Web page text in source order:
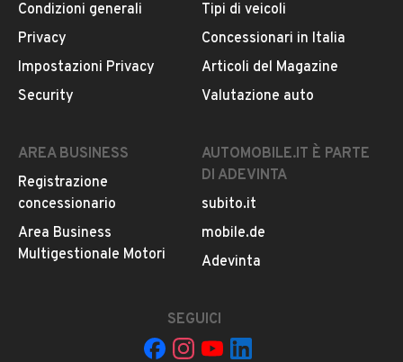
DESCRIZIONE
Veicolo visionabile presso la nostra sede sita in
Si riceve solo su APPUNTAMENTO-ROBERTO
No Mail-Solo Contatti telefonici
Veicolo KOMBI 6 POSTI Vano di Carico Gommato
Tagliandato 12 mesi di GARANZIA Soggetto ad IVA
Finanziabile.
CONSUMI
Condizioni generali
Privacy
Impostazioni Privacy
Security
Tipi di veicoli
Concessionari in Italia
Articoli del Magazine
Valutazione auto
AREA BUSINESS
Registrazione
concessionario
Area Business
Multigestionale Motori
AUTOMOBILE.IT È PARTE
DI ADEVINTA
subito.it
mobile.de
Adevinta
SEGUICI